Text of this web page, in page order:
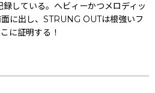
している。へビィーかつメロディッ
に出し、STRUNG OUTは根強いフ
に証明する！